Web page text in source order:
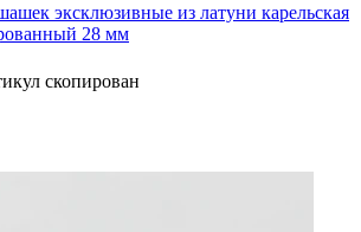
эксклюзивные из латуни карельская
28 мм
скопирован